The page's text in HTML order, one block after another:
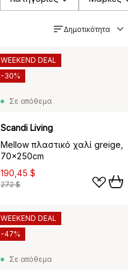
Δημοτικότητα
Σε απόθεμα
Scandi Living
Mellow πλαστικό χαλί greige,
70x250cm
190,45 $
272 $
WEEKEND DEAL
-30%
Σε απόθεμα
WEEKEND DEAL
-47%